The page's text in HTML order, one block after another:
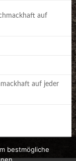
auf
auf jeder
bestmögliche